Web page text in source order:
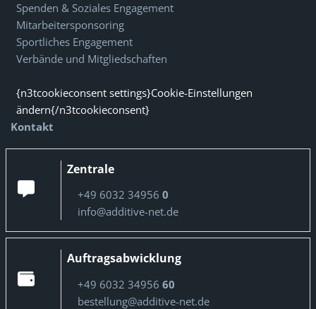
Spenden & Soziales Engagement
Mitarbeitersponsoring
Sportliches Engagement
Verbände und Mitgliedschaften
{n3tcookieconsent settings}Cookie-Einstellungen
ändern{/n3tcookieconsent}
Kontakt
Zentrale
+49 6032 34956 0
info@additive-net.de
Auftragsabwicklung
+49 6032 34956 60
bestellung@additive-net.de